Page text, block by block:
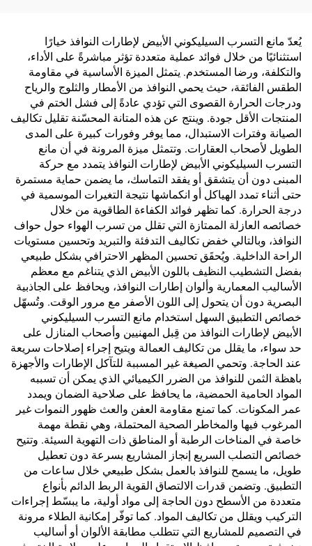
يُعدّ مانع التسرب السيليكوني الأبيض لإطارات النوافذ خيارًا
استثنائيًا من خلال فوائد عملية متعددة تؤثر مباشرةً على الأداء،
والتكلفة، ورضا المستخدم. يتمثل الميزة الأساسية في مقاومة
الطقس الفائقة، حيث يحمي النوافذ من الأمطار والثلوج والرياح
ودرجات الحرارة القصوى التي تؤدي عادةً إلى فشل الختم في
المنتجات الأقل جودة. وينتج عن هذه المتانة المحسّنة تقليل تكاليف
الصيانة وفترات الاستبدال، مما يوفر وفورات كبيرة على المدى
الطويل لأصحاب العقارات. وتتمثل ميزة المرونة في أن مانع
التسرب السيليكوني الأبيض لإطارات النوافذ يتمدد مع حركة
المبنى دون أن يتشقق أو يفقد التماسك، ما يضمن حماية مستمرة
حتى أثناء تمدد الهياكل أو انكماشها نتيجة التغيرات الموسمية في
درجة الحرارة. كما تظهر فوائد الكفاءة الطاقوية من خلال
خصائصه العازلة الممتازة التي تقلل من تسرب الهواء حول حواف
النوافذ، وبالتالي خفض تكاليف التدفئة والتبريد وتحسين مستويات
الراحة الداخلية. ويُحقَق تحسين المظهر الاحترافي بشكل طبيعي
بفضل التشطيب النظيف باللون الأبيض الذي يتناغم مع معظم
الأساليب المعمارية وألوان إطارات النوافذ، ويحافظ على الجاذبية
البصرية دون أن يتحول إلى اللون الأصفر مع مرور الوقت. وتُسهّل
خصائص التطبيق السهل استخدام مانع التسرب السيليكوني
الأبيض لإطارات النوافذ من قِبل المهنيين وأصحاب المنازل على
حد سواء، ما يقلل من تكاليف العمالة ويتيح إجراء إصلاحات سريعة
عند الحاجة. وتحمي الصيغة غير المسببة للتآكل الإطارات والأجهزة
باهظة الثمن للنوافذ من الضرر الكيميائي الذي يمكن أن تسببه
المواد الحامية الحمضية، ما يحافظ على صلاحية الضمان ويمدد
عمر المكونات. كما تمنع مقاومة العفن والعث ظهور النموات غير
المرغوب فيها والمخاطر الصحية المحتملة، وهي نقطة مهمة
خاصة في المناخات الرطبة أو المناطق ذات التهوية السيئة. وتتيح
خصائص التصلب السريع إنجاز المشاريع بسرعة دون تعطيل
طويل، ما يسمح للنوافذ بالعمل بشكل طبيعي خلال ساعات من
التطبيق. وتضمن قدرات الالتصاق القوية الربط الدائم بأنواع
متعددة من الأسطح دون الحاجة إلى مواد أولية، ما يبسّط إجراءات
التركيب ويقلل من تكاليف المواد. كما توفّر إمكانية الطلاء مرونة
في التصميم للمشاريع التي تتطلب مطابقة الألوان أو أساليب